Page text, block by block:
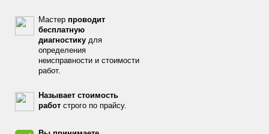
Мастер проводит
бесплатную
диагностику для
определения
неисправности и стоимости
работ.
Называет стоимость
работ строго по прайсу.